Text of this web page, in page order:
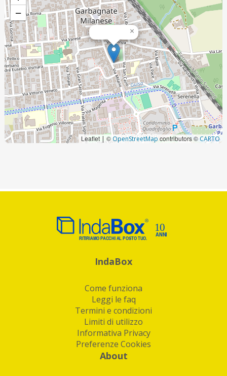
×
−
Leaflet| ©OpenStreetMapcontributors ©CARTO
IndaBox
Come funziona
Leggi le faq
Termini e condizioni
Limiti di utilizzo
Informativa Privacy
Preferenze Cookies
About